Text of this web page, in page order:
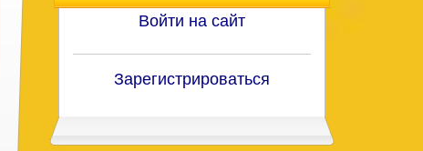
Войти на сайт
Зарегистрироваться